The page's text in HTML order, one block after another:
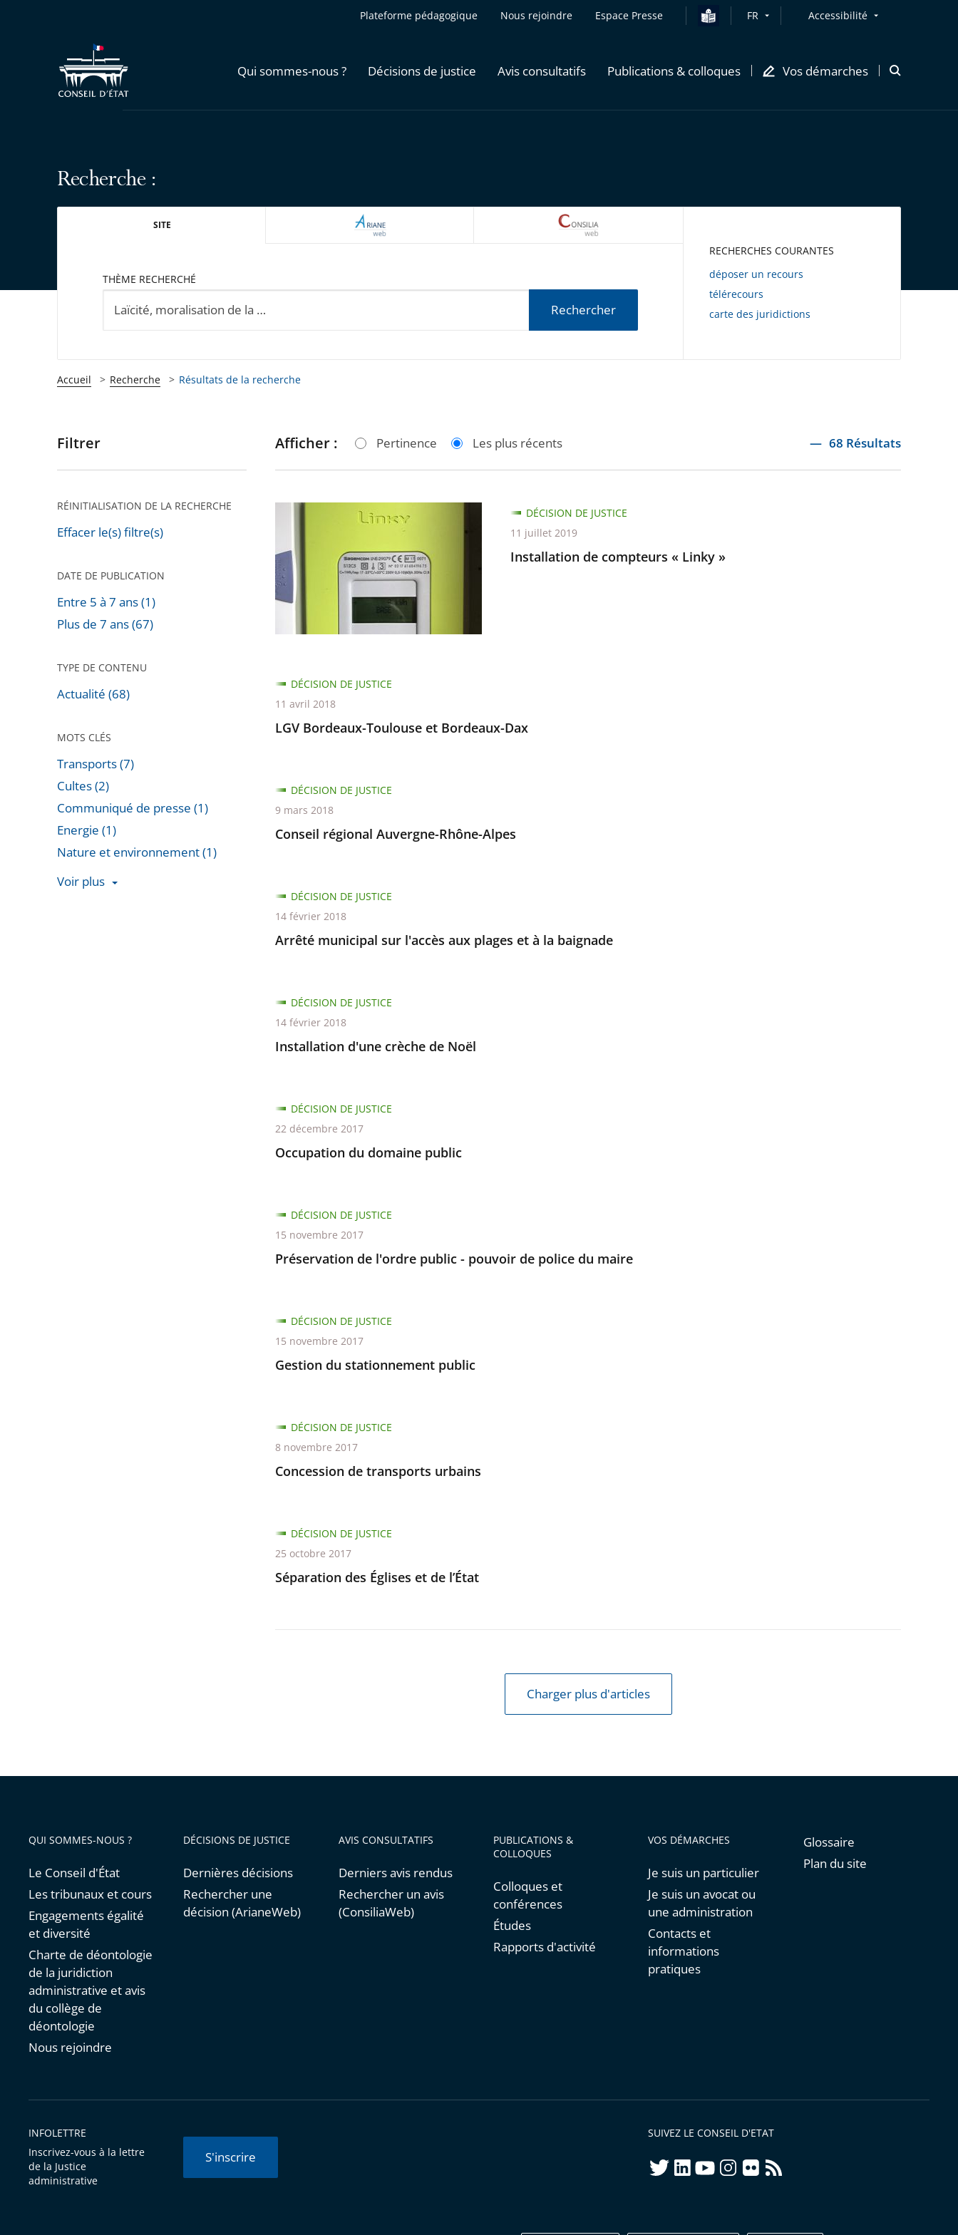
Plateforme pédagogique Nous rejoindre Espace Presse FR Accessibilité
Qui sommes-nous ? Décisions de justice Avis consultatifs Publications & colloques Vos démarches
Ouvrir
Recherche :
SITE ARIANEWEB
THÈME RECHERCHÉ
Rechercher
RECHERCHES COURANTES
déposer un recours
télérecours
carte des juridictions
Accueil Recherche Résultats de la recherche
Passer
pour
après
Filtrer
RÉINITIALISATION DE LA RECHERCHE
Effacer le(s) filtre(s)
DATE DE PUBLICATION
Entre 5 à 7 ans (1)
Plus de 7 ans (67)
TYPE DE CONTENU
Actualité (68)
MOTS CLÉS
Transports (7)
Cultes (2)
Communiqué de presse (1)
Energie (1)
Nature et environnement (1)
Voir plus
Afficher : Pertinence Les plus récents 68 Résultats
compteurs
«
Linky
Installation de compteurs « Linky »
DÉCISION DE JUSTICE
11 juillet 2019
LGV Bordeaux-Toulouse et Bordeaux-Dax
DÉCISION DE JUSTICE
11 avril 2018
Conseil régional Auvergne-Rhône-Alpes
DÉCISION DE JUSTICE
9 mars 2018
Arrêté municipal sur l'accès aux plages et à la baignade
DÉCISION DE JUSTICE
14 février 2018
Installation d'une crèche de Noël
DÉCISION DE JUSTICE
14 février 2018
Occupation du domaine public
DÉCISION DE JUSTICE
22 décembre 2017
Préservation de l'ordre public - pouvoir de police du maire
DÉCISION DE JUSTICE
15 novembre 2017
Gestion du stationnement public
DÉCISION DE JUSTICE
15 novembre 2017
Concession de transports urbains
DÉCISION DE JUSTICE
8 novembre 2017
Séparation des Églises et de l’État
DÉCISION DE JUSTICE
25 octobre 2017
Charger plus d'articles
QUI SOMMES-NOUS ?
Le Conseil d'État
Les tribunaux et cours
Engagements égalité
et diversité
Charte de déontologie
de la juridiction
administrative et avis
du collège de
déontologie
Nous rejoindre
DÉCISIONS DE JUSTICE
Dernières décisions
Rechercher une
décision (ArianeWeb)
AVIS CONSULTATIFS
Derniers avis rendus
Rechercher un avis
(ConsiliaWeb)
PUBLICATIONS &
COLLOQUES
Colloques et
conférences
Études
Rapports d'activité
VOS DÉMARCHES
Je suis un particulier
Je suis un avocat ou
une administration
Contacts et
informations
pratiques
Glossaire
Plan du site
INFOLETTRE
Inscrivez-vous à la lettre
de la Justice
administrative
S'inscrire
SUIVEZ LE CONSEIL D'ETAT
twitterlinkedInyoutubeinstagram
flickrrss